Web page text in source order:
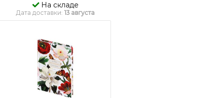
На складе
Дата доставки: 13 августа